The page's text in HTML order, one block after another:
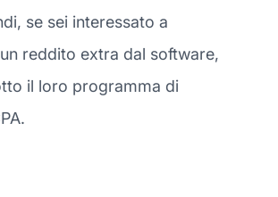
se sei interessato a
reddito extra dal software,
il loro programma di